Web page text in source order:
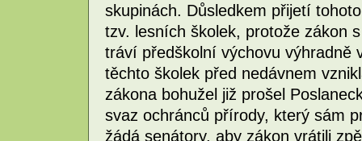
skupinách. Důsledkem přijetí
tzv. lesních školek, protože zákon
tráví předškolní výchovu výhradně
těchto školek před nedávnem
zákona bohužel již prošel
svaz ochránců přírody, který sám
žádá senátory, aby zákon vrátili